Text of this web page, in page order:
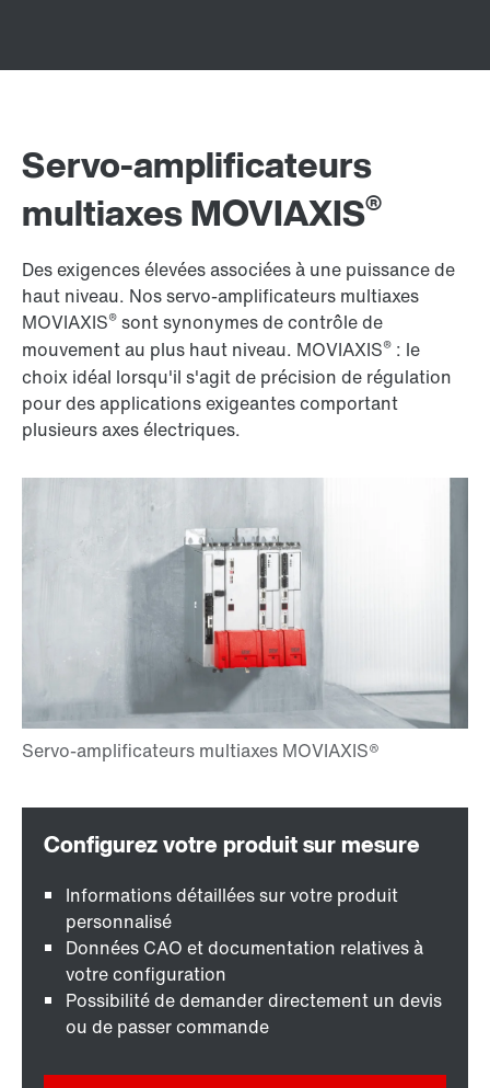
Servo-amplificateurs
multiaxes MOVIAXIS®
Des exigences élevées associées à une puissance de
haut niveau. Nos servo-amplificateurs multiaxes
MOVIAXIS® sont synonymes de contrôle de
mouvement au plus haut niveau. MOVIAXIS® : le
choix idéal lorsqu'il s'agit de précision de régulation
pour des applications exigeantes comportant
plusieurs axes électriques.
Informations détaillées sur votre produit
personnalisé
Données CAO et documentation relatives à
votre configuration
Possibilité de demander directement un devis
ou de passer commande